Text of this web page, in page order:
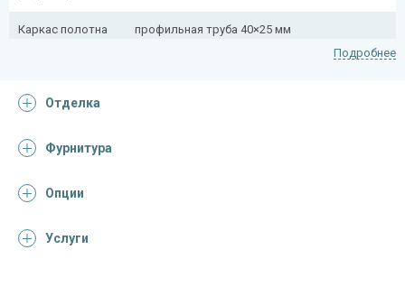
Каркас полотна профильная труба 40×25 мм
Притворная
Ребра жесткости
Подробнее
Отделка
Фурнитура
Опции
Услуги